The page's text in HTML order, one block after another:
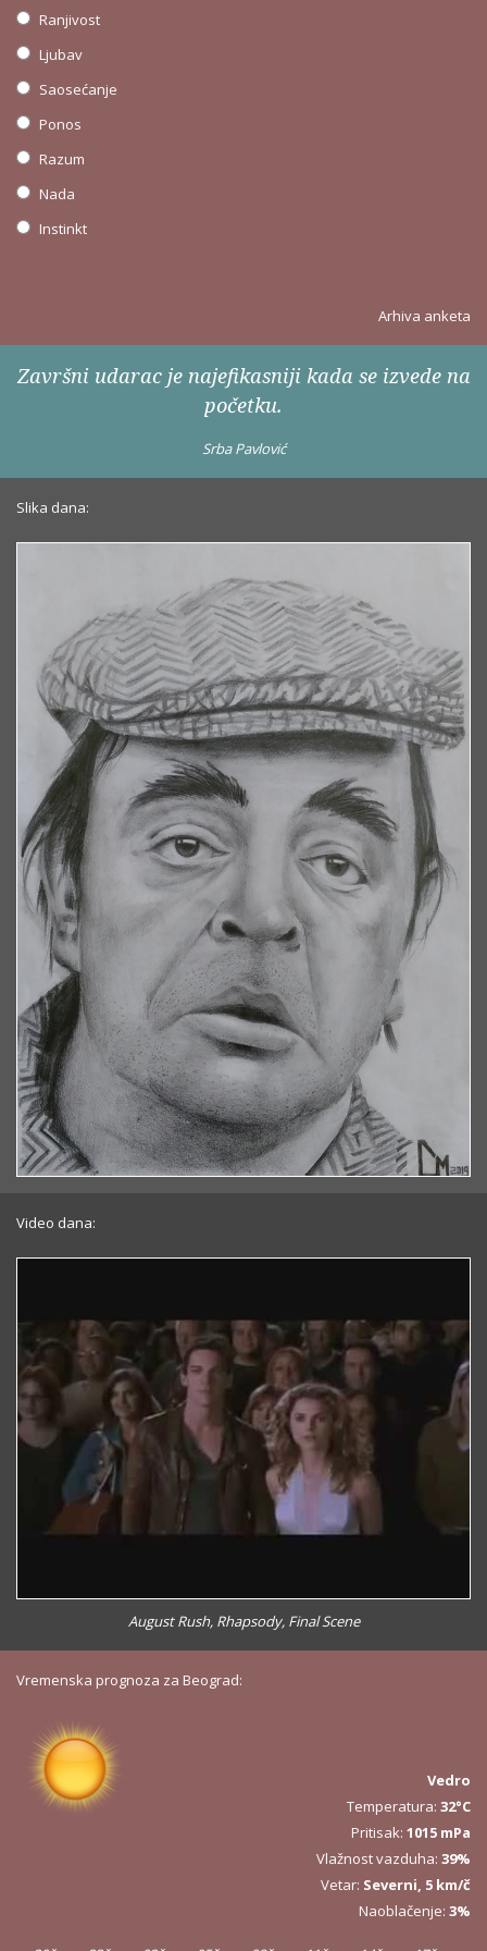
Ranjivost
Ljubav
Saosećanje
Ponos
Razum
Nada
Instinkt
Arhiva anketa
Završni udarac je najefikasniji kada se izvede na
početku.
Srba Pavlović
Slika dana:
Video dana:
August Rush, Rhapsody, Final Scene
Vremenska prognoza za Beograd:
Vedro
Temperatura: 32°C
Pritisak: 1015 mPa
Vlažnost vazduha: 39%
Vetar: Severni, 5 km/č
Naoblačenje: 3%